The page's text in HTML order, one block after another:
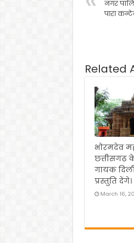
नगर
पारा
Related
भोरमदेव
छत्तीसगढ़
गायक
प्रस्तुति देंगे।
March 16,